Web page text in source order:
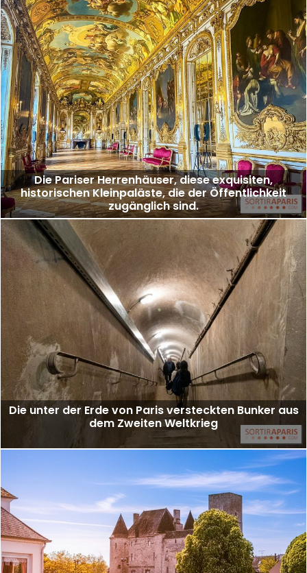
Die Pariser Herrenhäuser, diese exquisiten,
historischen Kleinpaläste, die der Öffentlichkeit
zugänglich sind.
Die unter der Erde von Paris versteckten Bunker aus
dem Zweiten Weltkrieg